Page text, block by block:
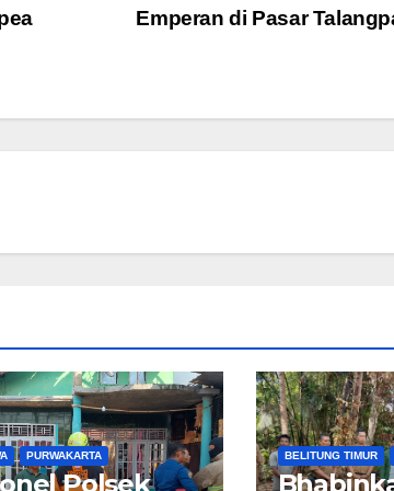
Emperan di Pasar
PURWAKARTA
Polsek
BELITUNG TIMUR